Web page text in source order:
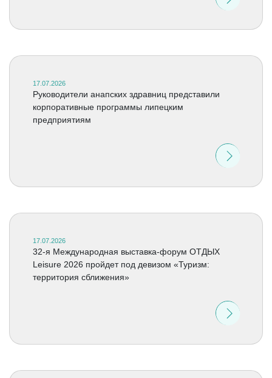
17.07.2026
Руководители анапских здравниц представили
корпоративные программы липецким
предприятиям
17.07.2026
32-я Международная выставка-форум ОТДЫХ
Leisure 2026 пройдет под девизом «Туризм:
территория сближения»